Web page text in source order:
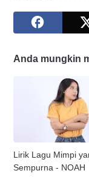
Anda mungkin
Lirik Lagu Mimpi
Sempurna - NOAH